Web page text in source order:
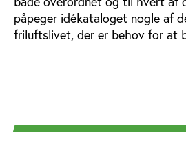
påpeger idékataloget nogle af
friluftslivet, der er behov for at